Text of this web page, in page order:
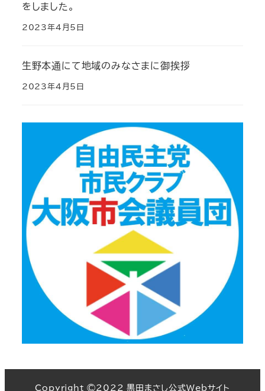
をしました。
2023年4月5日
生野本通にて地域のみなさまに御挨拶
2023年4月5日
Copyright ©2022 黒田まさし公式Webサイト